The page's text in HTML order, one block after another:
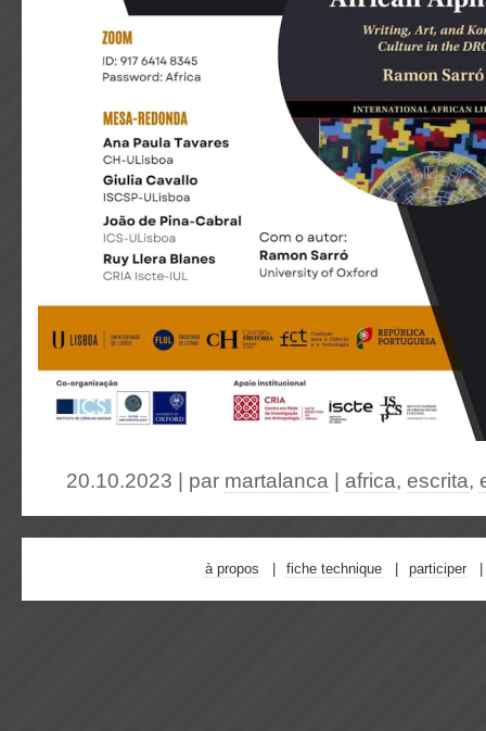
20.10.2023 | par martalanca africa, escrita,
à propos fiche technique participer